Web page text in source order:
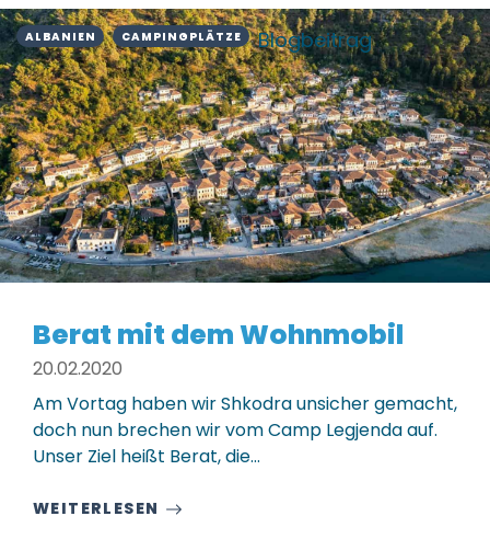
ALBANIEN CAMPINGPLÄTZE Blogbeitrag
Berat mit dem Wohnmobil
20.02.2020
Am Vortag haben wir Shkodra unsicher gemacht,
doch nun brechen wir vom Camp Legjenda auf.
Unser Ziel heißt Berat, die…
WEITERLESEN